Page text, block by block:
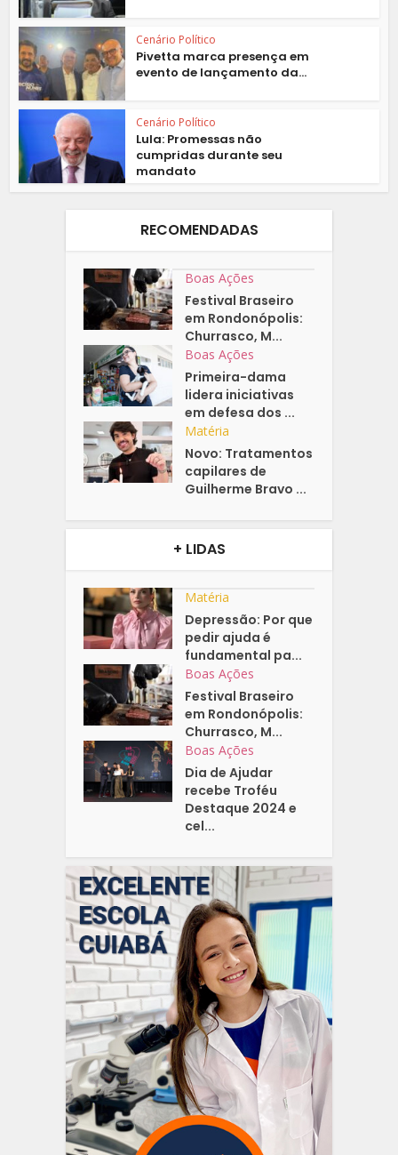
Cenário Político
Pivetta marca presença em
evento de lançamento da...
Cenário Político
Lula: Promessas não
cumpridas durante seu
mandato
RECOMENDADAS
Boas Ações
Festival Braseiro
em Rondonópolis:
Churrasco, M...
Boas Ações
Primeira-dama
lidera iniciativas
em defesa dos ...
Matéria
Novo: Tratamentos
capilares de
Guilherme Bravo ...
+ LIDAS
Matéria
Depressão: Por que
pedir ajuda é
fundamental pa...
Boas Ações
Festival Braseiro
em Rondonópolis:
Churrasco, M...
Boas Ações
Dia de Ajudar
recebe Troféu
Destaque 2024 e
cel...